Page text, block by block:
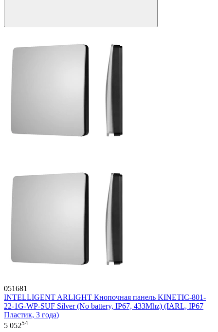
051681
INTELLIGENT ARLIGHT Кнопочная панель KINETIC-801-
22-1G-WP-SUF Silver (No battery, IP67, 433Mhz) (IARL, IP67
Пластик, 3 года)
5 05254